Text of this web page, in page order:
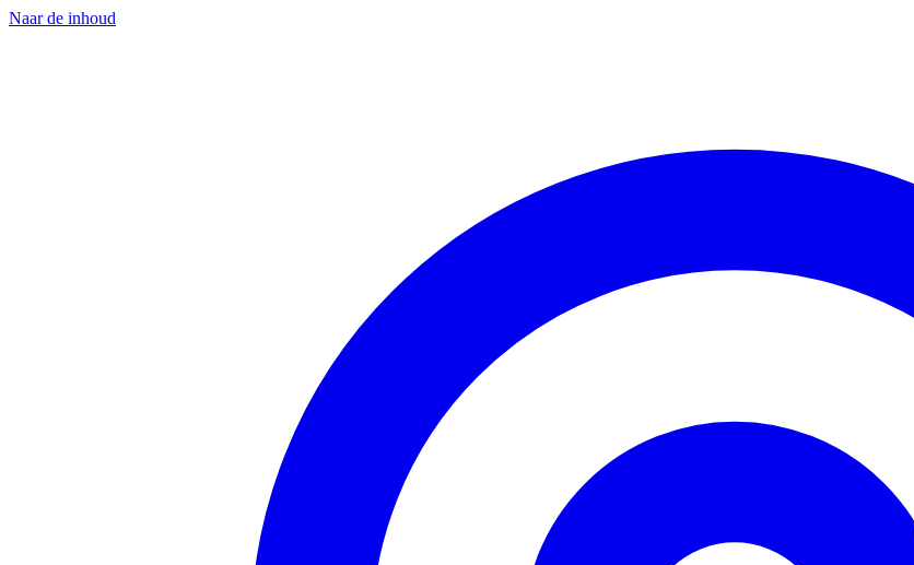
Naar de inhoud